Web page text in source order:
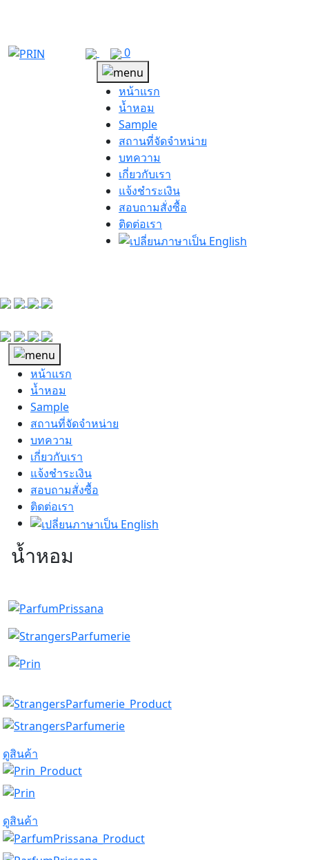
0
หน้าแรก
น้ำหอม
Sample
สถานที่จัดจำหน่าย
บทความ
เกี่ยวกับเรา
แจ้งชำระเงิน
สอบถามสั่งซื้อ
ติดต่อเรา
หน้าแรก
น้ำหอม
Sample
สถานที่จัดจำหน่าย
บทความ
เกี่ยวกับเรา
แจ้งชำระเงิน
สอบถามสั่งซื้อ
ติดต่อเรา
น้ำหอม
ดูสินค้า
ดูสินค้า